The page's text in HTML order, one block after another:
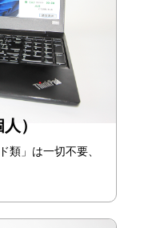
）
類」は一切不要、